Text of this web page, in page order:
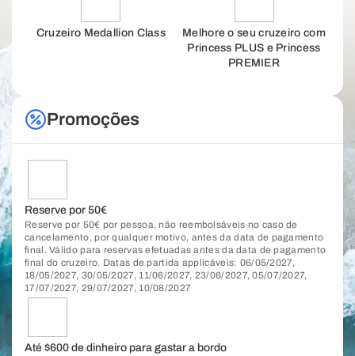
Cruzeiro Medallion Class
Melhore o seu cruzeiro com
Princess PLUS e Princess
PREMIER
Promoções
Reserve por 50€
Reserve por 50€ por pessoa, não reembolsáveis no caso de
cancelamento, por qualquer motivo, antes da data de pagamento
final. Válido para reservas efetuadas antes da data de pagamento
final do cruzeiro. Datas de partida applicáveis: 06/05/2027,
18/05/2027, 30/05/2027, 11/06/2027, 23/06/2027, 05/07/2027,
17/07/2027, 29/07/2027, 10/08/2027
Até $600 de dinheiro para gastar a bordo